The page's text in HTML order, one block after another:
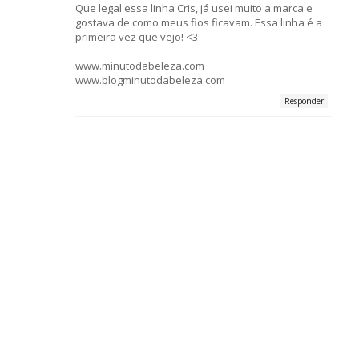
Que legal essa linha Cris, já usei muito a marca e
gostava de como meus fios ficavam. Essa linha é a
primeira vez que vejo! <3
www.minutodabeleza.com
www.blogminutodabeleza.com
Responder